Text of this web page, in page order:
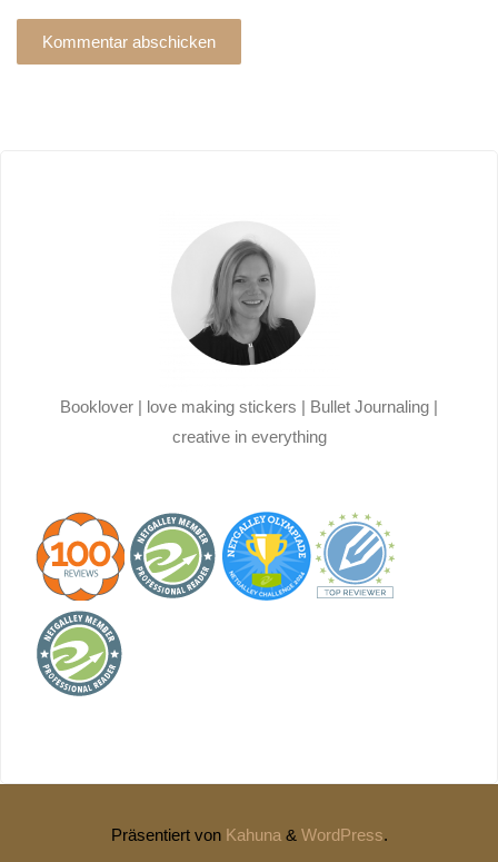
Booklover | love making stickers | Bullet Journaling |
creative in everything
Präsentiert vonKahuna & WordPress.